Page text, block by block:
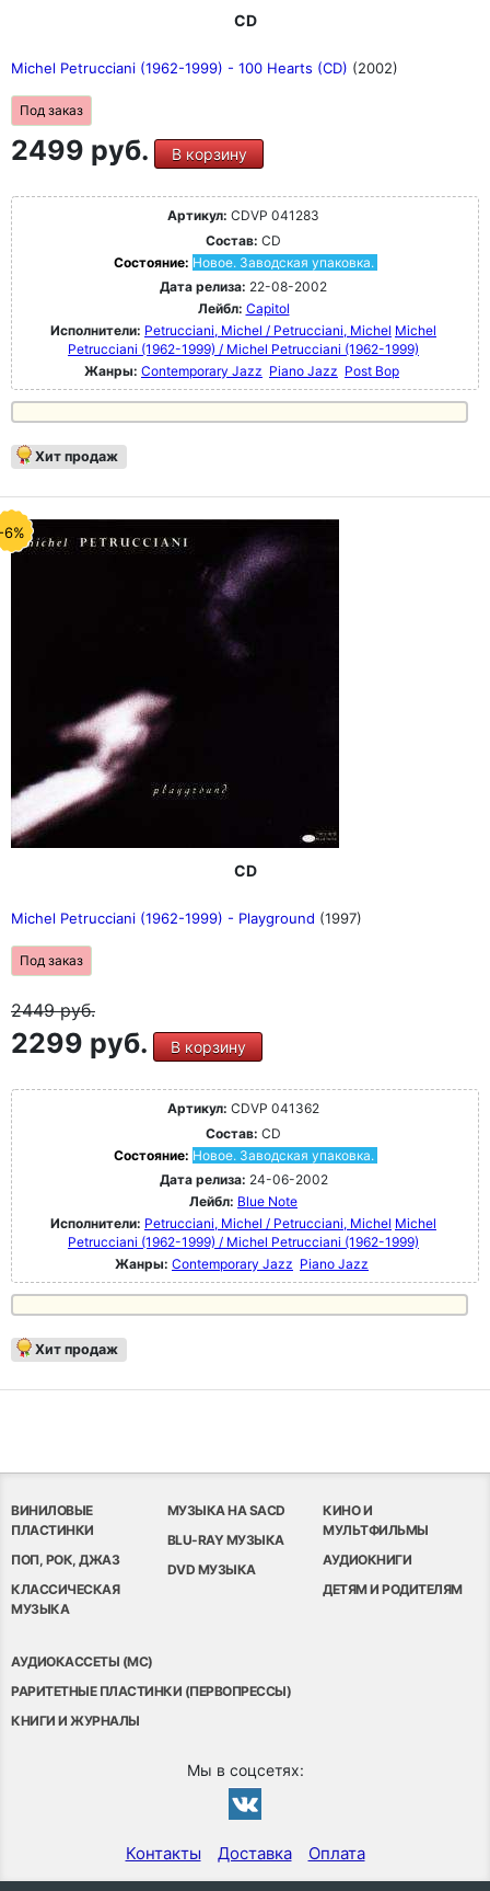
CD
Michel Petrucciani (1962-1999) - 100 Hearts (CD) (2002)
Под заказ
2499 руб. В корзину
Артикул: CDVP 041283
Состав: CD
Состояние: Новое. Заводская упаковка.
Дата релиза: 22-08-2002
Лейбл: Capitol
Исполнители: Petrucciani, Michel / Petrucciani, Michel Michel
Petrucciani (1962-1999) / Michel Petrucciani (1962-1999)
Жанры: Contemporary Jazz Piano Jazz Post Bop
Хит продаж
6%
CD
Michel Petrucciani (1962-1999) - Playground (1997)
Под заказ
2449руб.
2299 руб. В корзину
Артикул: CDVP 041362
Состав: CD
Состояние: Новое. Заводская упаковка.
Дата релиза: 24-06-2002
Лейбл: Blue Note
Исполнители: Petrucciani, Michel / Petrucciani, Michel Michel
Petrucciani (1962-1999) / Michel Petrucciani (1962-1999)
Жанры: Contemporary Jazz Piano Jazz
Хит продаж
ВИНИЛОВЫЕ
ПЛАСТИНКИ
ПОП, РОК, ДЖАЗ
КЛАССИЧЕСКАЯ
МУЗЫКА
МУЗЫКА НА SACD
BLU-RAY МУЗЫКА
DVD МУЗЫКА
КИНО И
МУЛЬТФИЛЬМЫ
АУДИОКНИГИ
ДЕТЯМ И РОДИТЕЛЯМ
АУДИОКАССЕТЫ (MC)
РАРИТЕТНЫЕ ПЛАСТИНКИ (ПЕРВОПРЕССЫ)
КНИГИ И ЖУРНАЛЫ
Мы в соцсетях:
Контакты Доставка Оплата